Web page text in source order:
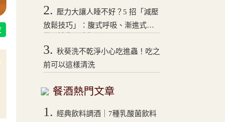
2.
壓力大讓人睡不好？5 招「減壓
放鬆技巧」：腹式呼吸、漸進式拉
3. 秋葵洗不乾淨小心吃進蟲！吃之
前可以這樣清洗
餐酒熱門文章
1. 經典飲料調酒｜7種乳酸菌飲料